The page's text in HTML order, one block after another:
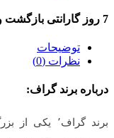
7 روز گارانتی بازگشت وجه
توضیحات
نظرات (0)
درباره برند گراف:
برند گراف٬